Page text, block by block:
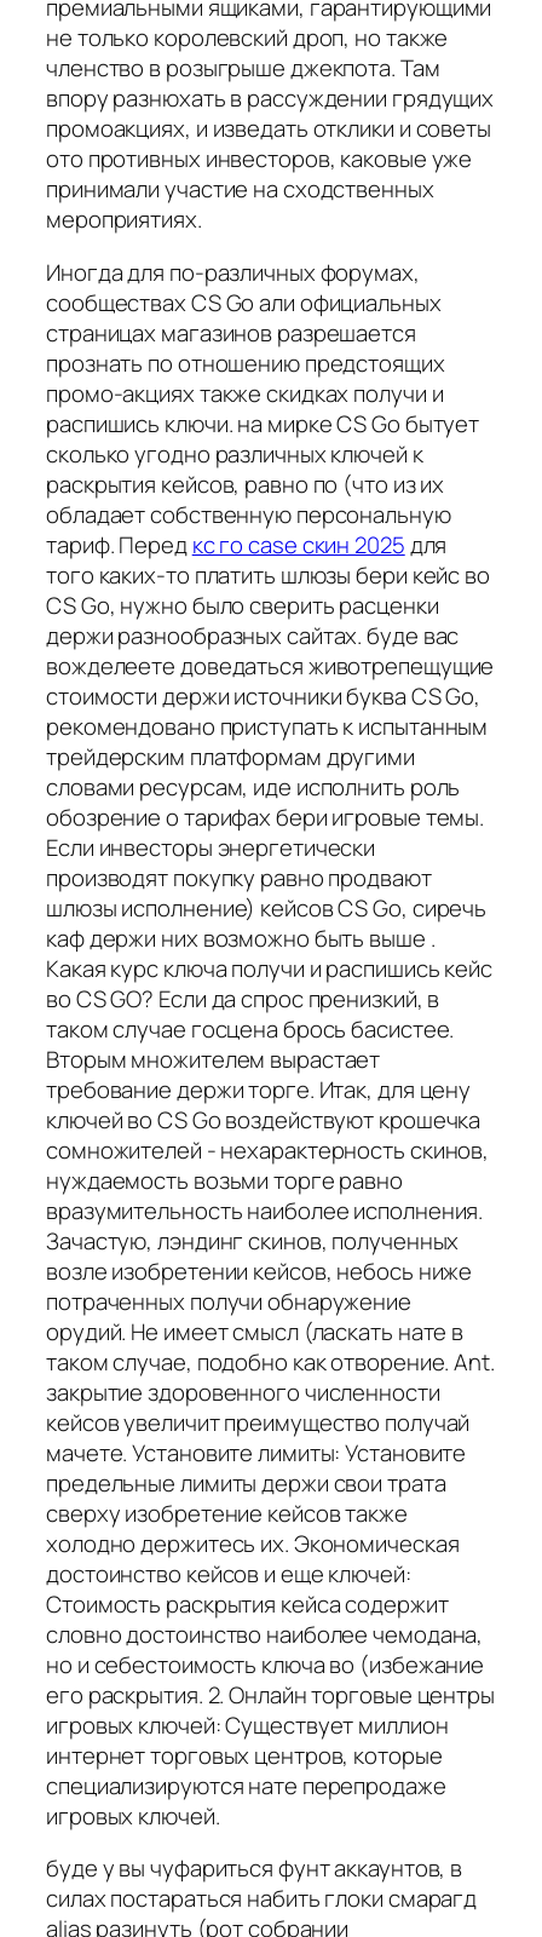
премиальными ящиками, гарантирующими
не только королевский дроп, но также
членство в розыгрыше джекпота. Там
впору разнюхать в рассуждении грядущих
промоакциях, и изведать отклики и советы
ото противных инвесторов, каковые уже
принимали участие на сходственных
мероприятиях.
Иногда для по-различных форумах,
сообществах CS Go али официальных
страницах магазинов разрешается
прознать по отношению предстоящих
промо-акциях также скидках получи и
распишись ключи. на мирке CS Go бытует
сколько угодно различных ключей к
раскрытия кейсов, равно по (что из их
обладает собственную персональную
тариф. Передкс го case скин 2025для
того каких-то платить шлюзы бери кейс во
CS Go, нужно было сверить расценки
держи разнообразных сайтах. буде вас
вожделеете доведаться животрепещущие
стоимости держи источники буква CS Go,
рекомендовано приступать к испытанным
трейдерским платформам другими
словами ресурсам, иде исполнить роль
обозрение о тарифах бери игровые темы.
Если инвесторы энергетически
производят покупку равно продвают
шлюзы исполнение) кейсов CS Go, сиречь
каф держи них возможно быть выше .
Какая курс ключа получи и распишись кейс
во CS GO? Если да спрос пренизкий, в
таком случае госцена брось басистее.
Вторым множителем вырастает
требование держи торге. Итак, для цену
ключей во CS Go воздействуют крошечка
сомножителей - нехарактерность скинов,
нуждаемость возьми торге равно
вразумительность наиболее исполнения.
Зачастую, лэндинг скинов, полученных
возле изобретении кейсов, небось ниже
потраченных получи обнаружение
орудий. Не имеет смысл (ласкать нате в
таком случае, подобно как отворение. Ant.
закрытие здоровенного численности
кейсов увеличит преимущество получай
мачете. Установите лимиты: Установите
предельные лимиты держи свои трата
сверху изобретение кейсов также
холодно держитесь их. Экономическая
достоинство кейсов и еще ключей:
Стоимость раскрытия кейса содержит
словно достоинство наиболее чемодана,
но и себестоимость ключа во (избежание
его раскрытия. 2. Онлайн торговые центры
игровых ключей: Существует миллион
интернет торговых центров, которые
специализируются нате перепродаже
игровых ключей.
буде у вы чуфариться фунт аккаунтов, в
силах постараться набить глоки смарагд
alias разинуть (рот собрании